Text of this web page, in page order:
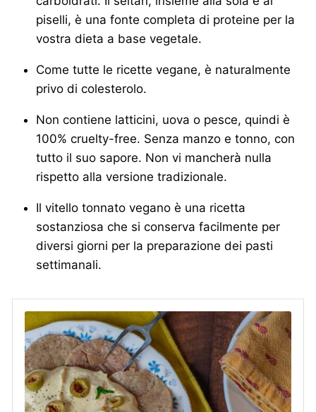
piselli, è una fonte completa di proteine per la
vostra dieta a base vegetale.
Come tutte le ricette vegane, è naturalmente
privo di colesterolo.
Non contiene latticini, uova o pesce, quindi è
100% cruelty-free. Senza manzo e tonno, con
tutto il suo sapore. Non vi mancherà nulla
rispetto alla versione tradizionale.
Il vitello tonnato vegano è una ricetta
sostanziosa che si conserva facilmente per
diversi giorni per la preparazione dei pasti
settimanali.